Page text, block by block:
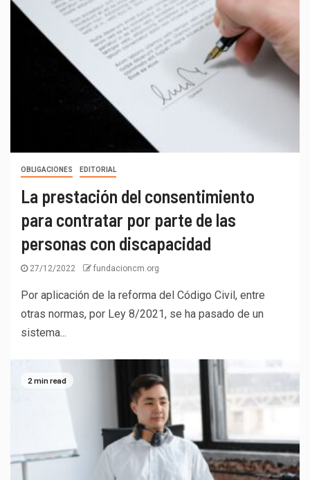
OBLIGACIONES EDITORIAL
La prestación del consentimiento
para contratar por parte de las
personas con discapacidad
27/12/2022 fundacioncm.org
Por aplicación de la reforma del Código Civil, entre
otras normas, por Ley 8/2021, se ha pasado de un
sistema...
2 min read